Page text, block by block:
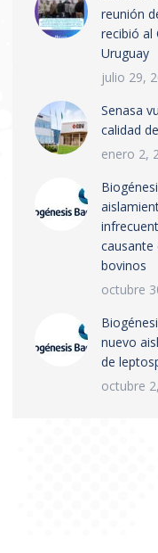
reunión
recibió al
Uruguay
julio 29,
Senasa
calidad
enero 2,
causante
bovinos
octubre
nuevo
de
octubre